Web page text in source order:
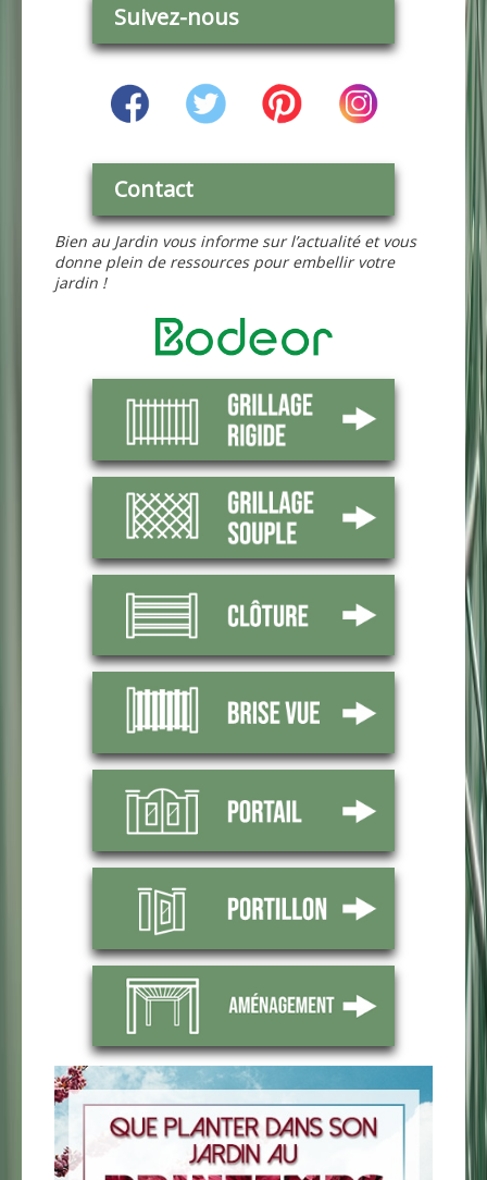
Suivez-nous
Contact
Bien au Jardin vous informe sur l’actualité et vous
donne plein de ressources pour embellir votre
jardin !